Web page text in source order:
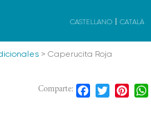
CASTELLANO CATALÀ
> Caperucita Roja
Comparte: Facebook
Twitter